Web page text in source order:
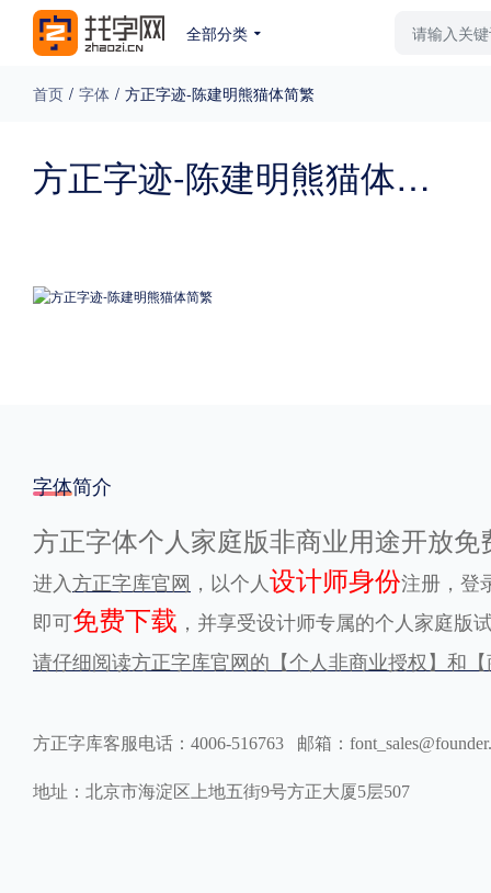
全部分类
最新字体
免费下载 收费下载 更多
格式
.TTF .OTF
地区
POP字体下载 字库打包下载 海报素材下载
首页 / 字体 / 方正字迹-陈建明熊猫体简繁
方正字迹-陈建明熊猫体简繁
字体简介
方正字体个人家庭版非商业用途开放免
进入 方正字库官网 ，以个人 设计师身份注册，登
即可免费下载 ，并享受设计师专属的个人家庭版
请仔细阅读方正字库官网的【个人非商业授权】和
方正字库客服电话：4006-516763 邮箱：
地址：北京市海淀区上地五街9号方正大厦5层507